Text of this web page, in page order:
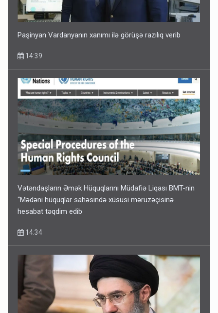
Paşinyan Vardanyanın xanımı ilə görüşə razılıq verib
14:39
Vətəndaşların Əmək Hüquqlarını Müdafiə Liqası BMT-nin
“Mədəni hüquqlar sahəsində xüsusi məruzəçisinə
hesabat təqdim edib
14:34